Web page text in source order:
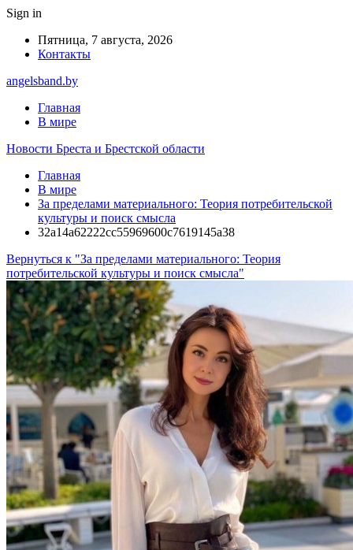
Sign in
Пятница, 7 августа, 2026
Контакты
angelsband.by
Главная
В мире
Новости Бреста и Брестской области
Главная
В мире
За пределами материального: Теория потребительской
культуры и поиск смысла
32a14a62222cc55969600c7619145a38
Вернуться к "За пределами материального: Теория
потребительской культуры и поиск смысла"